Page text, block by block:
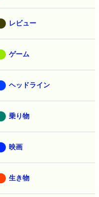
レビュー
ゲーム
ヘッドライン
乗り物
映画
生き物